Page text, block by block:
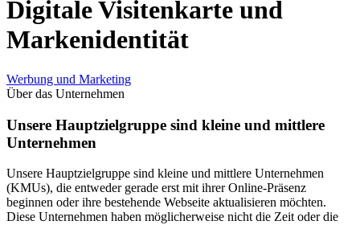
Digitale Visitenkarte und
Markenidentität
Werbung und Marketing
Über das Unternehmen
Unsere Hauptzielgruppe sind kleine und mittlere
Unternehmen
Unsere Hauptzielgruppe sind kleine und mittlere Unternehmen
(KMUs), die entweder gerade erst mit ihrer Online-Präsenz
beginnen oder ihre bestehende Webseite aktualisieren möchten.
Diese Unternehmen haben möglicherweise nicht die Zeit oder die